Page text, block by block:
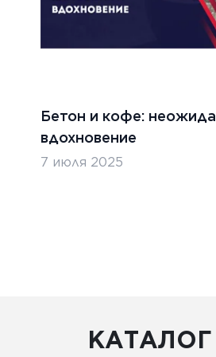
Бетон и кофе:
вдохновение
7 июля 2025
КАТАЛОГ